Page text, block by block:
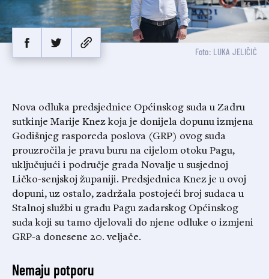
Foto: LUKA JELIČIĆ
Nova odluka predsjednice Općinskog suda u Zadru
sutkinje Marije Knez koja je donijela dopunu izmjena
Godišnjeg rasporeda poslova (GRP) ovog suda
prouzročila je pravu buru na cijelom otoku Pagu,
uključujući i područje grada Novalje u susjednoj
Ličko-senjskoj županiji. Predsjednica Knez je u ovoj
dopuni, uz ostalo, zadržala postojeći broj sudaca u
Stalnoj službi u gradu Pagu zadarskog Općinskog
suda koji su tamo djelovali do njene odluke o izmjeni
GRP-a donesene 20. veljače.
Nemaju potporu